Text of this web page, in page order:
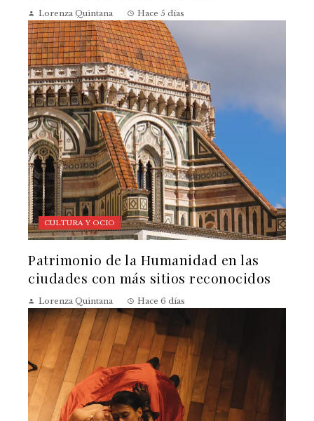
Lorenza Quintana Hace 5 días
CULTURA Y OCIO
Patrimonio de la Humanidad en las
ciudades con más sitios reconocidos
Lorenza Quintana Hace 6 días